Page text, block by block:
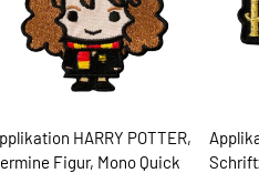
HARRY POTTER,
Figur, Mono Quick